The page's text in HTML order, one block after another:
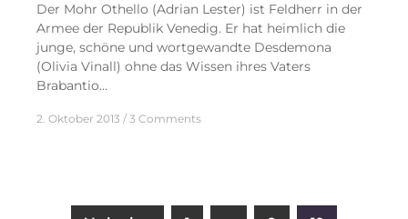
Der Mohr Othello (Adrian Lester) ist Feldherr in der
Armee der Republik Venedig. Er hat heimlich die
junge, schöne und wortgewandte Desdemona
(Olivia Vinall) ohne das Wissen ihres Vaters
Brabantio…
2. Oktober 2013 3 Comments